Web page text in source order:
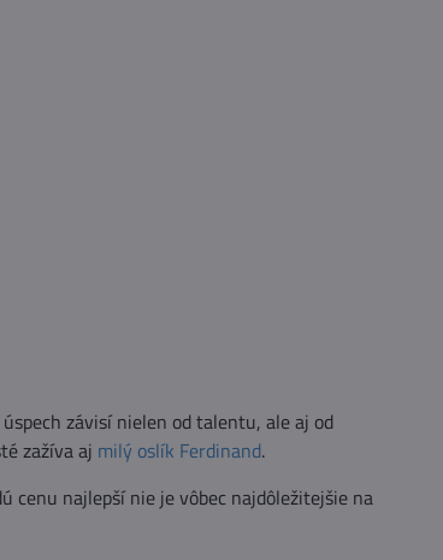
závisí nielen od talentu, ale aj od
zažíva aj milý oslík Ferdinand.
cenu najlepší nie je vôbec najdôležitejšie na